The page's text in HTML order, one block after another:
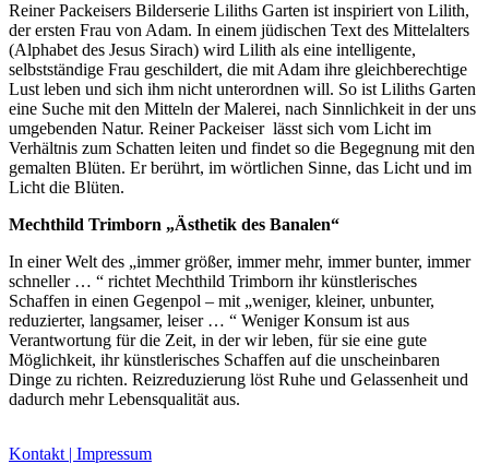
Buchtipps von Prof. Uli Rothfuss
Buchbesprechungen von Harald Schwiers
Haralds Streifzüge
Hörtipps von Harald Schwiers
Kunstausflüge mit Sigrid Balke
Marc Peschke – Out of The Länd
Reiner Packeisers Bilderserie Liliths Garten ist inspiriert von Lilith,
der ersten Frau von Adam. In einem jüdischen Text des Mittelalters
(Alphabet des Jesus Sirach) wird Lilith als eine intelligente,
selbstständige Frau geschildert, die mit Adam ihre gleichberechtige
Lust leben und sich ihm nicht unterordnen will. So ist Liliths Garten
eine Suche mit den Mitteln der Malerei, nach Sinnlichkeit in der uns
umgebenden Natur. Reiner Packeiser lässt sich vom Licht im
Verhältnis zum Schatten leiten und findet so die Begegnung mit den
gemalten Blüten. Er berührt, im wörtlichen Sinne, das Licht und im
Licht die Blüten.
Mechthild Trimborn „Ästhetik des Banalen“
In einer Welt des „immer größer, immer mehr, immer bunter, immer
schneller … “ richtet Mechthild Trimborn ihr künstlerisches
Schaffen in einen Gegenpol – mit „weniger, kleiner, unbunter,
reduzierter, langsamer, leiser … “ Weniger Konsum ist aus
Verantwortung für die Zeit, in der wir leben, für sie eine gute
Möglichkeit, ihr künstlerisches Schaffen auf die unscheinbaren
Dinge zu richten. Reizreduzierung löst Ruhe und Gelassenheit und
dadurch mehr Lebensqualität aus.
Kontakt | Impressum